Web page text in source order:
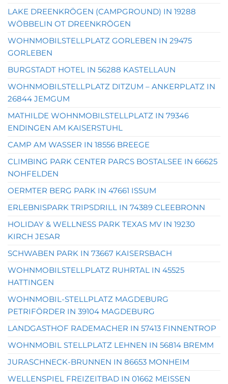
LAKE DREENKRÖGEN (CAMPGROUND) IN 19288
WÖBBELIN OT DREENKRÖGEN
WOHNMOBILSTELLPLATZ GORLEBEN IN 29475
GORLEBEN
BURGSTADT HOTEL IN 56288 KASTELLAUN
WOHNMOBILSTELLPLATZ DITZUM – ANKERPLATZ IN
26844 JEMGUM
MATHILDE WOHNMOBILSTELLPLATZ IN 79346
ENDINGEN AM KAISERSTUHL
CAMP AM WASSER IN 18556 BREEGE
CLIMBING PARK CENTER PARCS BOSTALSEE IN 66625
NOHFELDEN
OERMTER BERG PARK IN 47661 ISSUM
ERLEBNISPARK TRIPSDRILL IN 74389 CLEEBRONN
HOLIDAY & WELLNESS PARK TEXAS MV IN 19230
KIRCH JESAR
SCHWABEN PARK IN 73667 KAISERSBACH
WOHNMOBILSTELLPLATZ RUHRTAL IN 45525
HATTINGEN
WOHNMOBIL-STELLPLATZ MAGDEBURG
PETRIFÖRDER IN 39104 MAGDEBURG
LANDGASTHOF RADEMACHER IN 57413 FINNENTROP
WOHNMOBIL STELLPLATZ LEHNEN IN 56814 BREMM
JURASCHNECK-BRUNNEN IN 86653 MONHEIM
WELLENSPIEL FREIZEITBAD IN 01662 MEISSEN